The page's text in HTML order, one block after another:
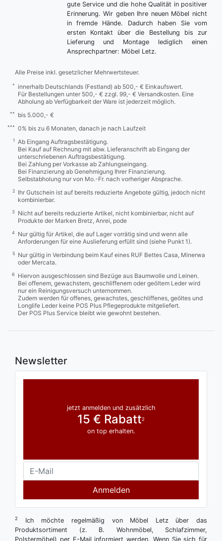
gute Service und die hohe Qualität in positiver
Erinnerung. Wir geben Ihre neuen Möbel nicht
in fremde Hände. Dadurch haben Sie vom
ersten Kontakt über die Bestellung bis zur
Lieferung und Montage lediglich einen
Ansprechpartner: Möbel Letz.
Alle Preise inkl. gesetzlicher Mehrwertsteuer.
*
innerhalb Deutschlands (Festland) ab 500,- € Einkaufswert.
Für Bestellungen unter 500,- € zzgl. 99,- € Versandkosten. Eine
Abholung ab Verfügbarkeit der Ware ist jederzeit möglich.
** bis 5.000,- €
*** 0% bis zu 6 Monaten, danach je nach Laufzeit
1
Ab Eingang Auftragsbestätigung.
Bei Kauf auf Rechnung mit abw. Lieferanschrift ab Eingang der
unterschriebenen Auftragsbestätigung.
Bei Zahlung per Vorkasse ab Zahlungseingang.
Bei Finanzierung ab Genehmigung Ihrer Finanzierung.
Selbstabholung nur von Mo.-Fr. nach vorheriger Absprache.
2
Ihr Gutschein ist auf bereits reduzierte Angebote gültig, jedoch nicht
kombinierbar.
3
Nicht auf bereits reduzierte Artikel, nicht kombinierbar, nicht auf
Produkte der Marken Bretz, Anrei, pode
4
Nur gültig für Artikel, die auf Lager vorrätig sind und wenn alle
Anforderungen für eine Auslieferung erfüllt sind (siehe Punkt 1).
5
Nur gültig in Verbindung beim Kauf eines RUF Bettes Casa, Minerwa
oder Mercata.
6
Hiervon ausgeschlossen sind Bezüge aus Baumwolle und Leinen.
Bei offenem, gewachstem, geschliffenem oder geöltem Leder wird
nur ein Reinigungsversuch unternommen.
Zudem werden für offenes, gewachstes, geschliffenes, geöltes und
Longlife Leder keine POS Plus Pflegeprodukte mitgeliefert.
Der POS Plus Service bleibt wie gewohnt bestehen.
Newsletter
jetzt anmelden und zusätzlich
15 € Rabatt2
on top erhalten.
Anmelden
2
Ich möchte regelmäßig von Möbel Letz über das
Produktsortiment (z. B. Wohnmöbel, Schlafzimmer,
Polstermöbel) per E-Mail informiert werden. Wenn Sie sich für